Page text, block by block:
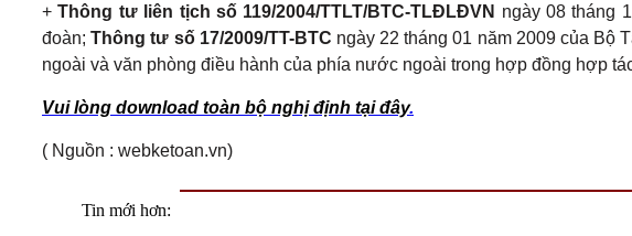
+Thông tư liên tịch số 119/2004/TTLT/BTC-TLĐLĐVN ngày 08 tháng
đoàn;Thông tư số 17/2009/TT-BTC ngày 22 tháng 01 năm 2009 của Bộ
ngoài và văn phòng điều hành của phía nước ngoài trong hợp đồng hợp
Vui lòng download toàn bộ nghị định tại đây.
( Nguồn : webketoan.vn)
Tin mới hơn: